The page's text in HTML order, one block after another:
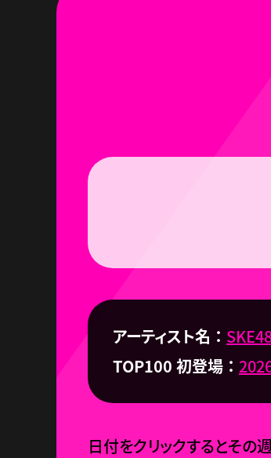
アーティスト名
TOP100 初登場
日付をクリックするとその